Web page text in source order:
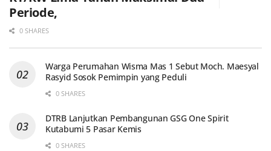
Periode,
0 SHARES
Warga Perumahan Wisma Mas 1 Sebut Moch. Maesyal
Rasyid Sosok Pemimpin yang Peduli
0 SHARES
DTRB Lanjutkan Pembangunan GSG One Spirit
Kutabumi 5 Pasar Kemis
0 SHARES